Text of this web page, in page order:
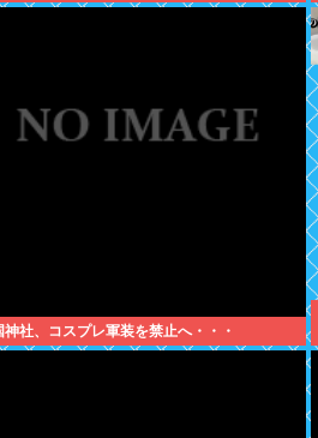
神社、コスプレ軍装を禁止へ・・・